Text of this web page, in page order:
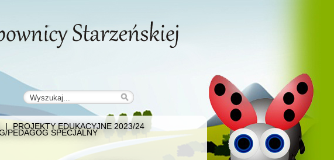
PROJEKTY EDUKACYJNE 2023/24
PEDAGOG SPECJALNY